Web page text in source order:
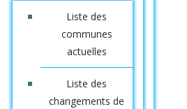
Liste des
communes
actuelles
Liste des
changements de